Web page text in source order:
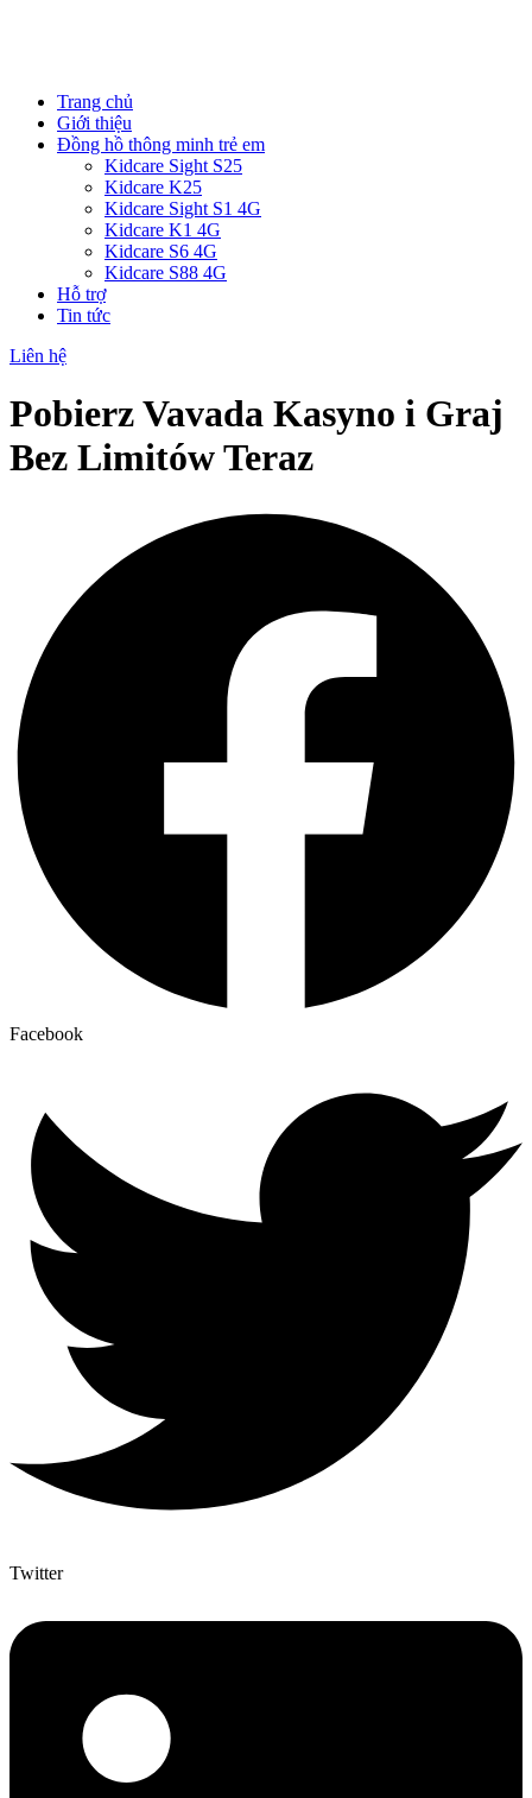
Trang chủ
Giới thiệu
Đồng hồ thông minh trẻ em
Kidcare Sight S25
Kidcare K25
Kidcare Sight S1 4G
Kidcare K1 4G
Kidcare S6 4G
Kidcare S88 4G
Hỗ trợ
Tin tức
Liên hệ
Pobierz Vavada Kasyno i Graj
Bez Limitów Teraz
Facebook
Twitter